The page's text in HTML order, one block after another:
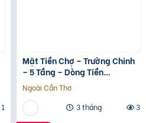
1
Mặt Tiền Chợ – Trường Chinh
– 5 Tầng – Dòng Tiền
20Tr/Tháng
Ngoài Cần Thơ
3 tháng
3